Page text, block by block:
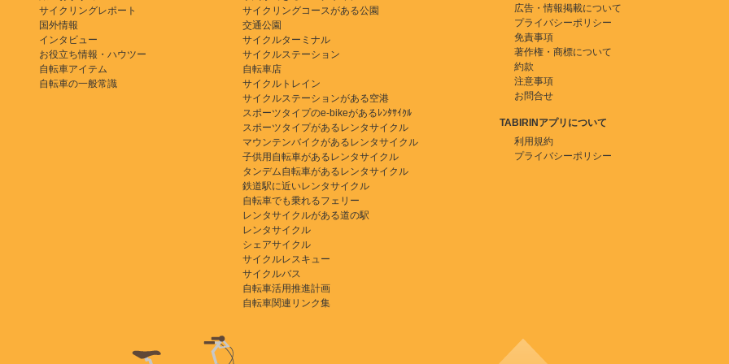
サイクリングレポート
国外情報
インタビュー
お役立ち情報・ハウツー
自転車アイテム
自転車の一般常識
サイクリングコースがある公園
交通公園
サイクルターミナル
サイクルステーション
自転車店
サイクルトレイン
サイクルステーションがある空港
スポーツタイプのe-bikeがあるﾚﾝﾀｻｲｸﾙ
スポーツタイプがあるレンタサイクル
マウンテンバイクがあるレンタサイクル
子供用自転車があるレンタサイクル
タンデム自転車があるレンタサイクル
鉄道駅に近いレンタサイクル
自転車でも乗れるフェリー
レンタサイクルがある道の駅
レンタサイクル
シェアサイクル
サイクルレスキュー
サイクルバス
自転車活用推進計画
自転車関連リンク集
広告・情報掲載について
プライバシーポリシー
免責事項
著作権・商標について
約款
注意事項
お問合せ
TABIRINアプリについて
利用規約
プライバシーポリシー